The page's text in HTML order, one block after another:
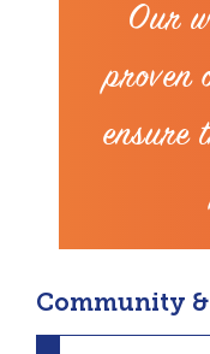
Our
proven
ensure
Community &